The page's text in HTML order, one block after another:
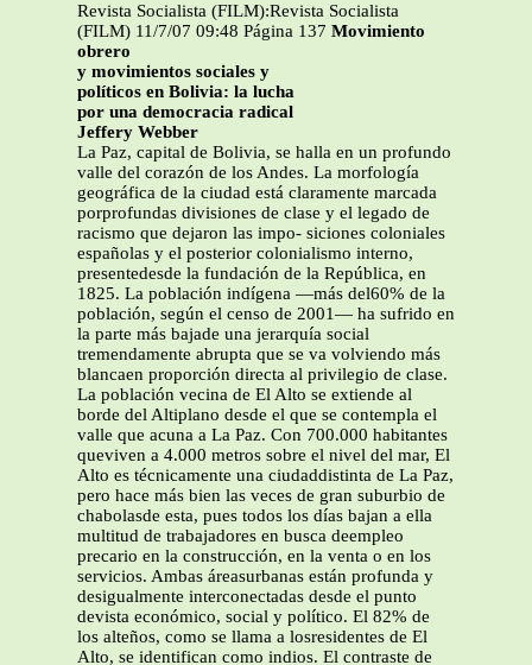
Revista Socialista (FILM):Revista Socialista
(FILM) 11/7/07 09:48 Página 137 Movimiento
obrero
y movimientos sociales y
políticos en Bolivia: la lucha
por una democracia radical
Jeffery Webber
La Paz, capital de Bolivia, se halla en un profundo
valle del corazón de los Andes. La morfología
geográfica de la ciudad está claramente marcada
porprofundas divisiones de clase y el legado de
racismo que dejaron las impo- siciones coloniales
españolas y el posterior colonialismo interno,
presentedesde la fundación de la República, en
1825. La población indígena —más del60% de la
población, según el censo de 2001— ha sufrido en
la parte más bajade una jerarquía social
tremendamente abrupta que se va volviendo más
blancaen proporción directa al privilegio de clase.
La población vecina de El Alto se extiende al
borde del Altiplano desde el que se contempla el
valle que acuna a La Paz. Con 700.000 habitantes
queviven a 4.000 metros sobre el nivel del mar, El
Alto es técnicamente una ciudaddistinta de La Paz,
pero hace más bien las veces de gran suburbio de
chabolasde esta, pues todos los días bajan a ella
multitud de trabajadores en busca deempleo
precario en la construcción, en la venta o en los
servicios. Ambas áreasurbanas están profunda y
desigualmente interconectadas desde el punto
devista económico, social y político. El 82% de
los alteños, como se llama a losresidentes de El
Alto, se identifican como indios. El contraste de